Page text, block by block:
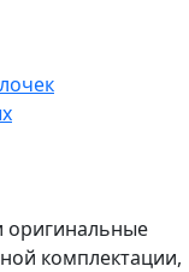
оригинальные
комплектации,